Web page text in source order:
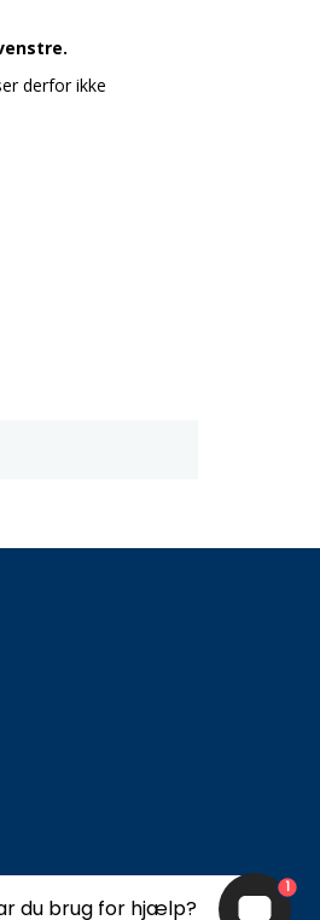
derfor ikke
du brug for hjælp?
1